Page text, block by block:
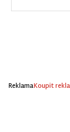
ReklamaKoupit